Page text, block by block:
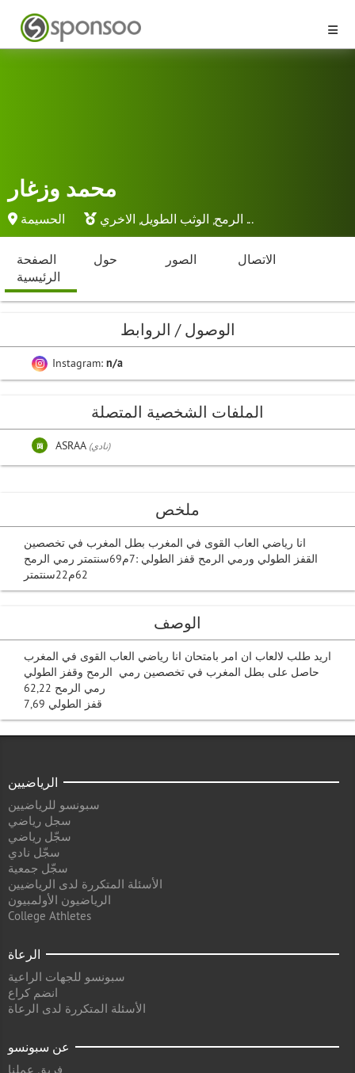
محمد وزغار
الحسيمة الرمح, الوثب الطويل, الاخري ...
الصفحة
الرئيسية
حول الصور الاتصال
ملخص
انا رياضي العاب القوى في المغرب بطل المغرب في تخصصين
القفز الطولي ورمي الرمح قفز الطولي :7م69سنتمتر رمي الرمح
62م22سنتمتر
الوصف
اريد طلب لالعاب ان امر بامتحان انا رياضي العاب القوى في المغرب
حاصل على بطل المغرب في تخصصين رمي الرمح وقفز الطولي
رمي الرمح 62,22
قفز الطولي 7,69
الوصول / الروابط
Instagram: n/a
الملفات الشخصية المتصلة
ASRAA (نادي)
الرياضيين
سبونسو للرياضيين
سجل رياضي
سجّل رياضي
سجّل نادي
سجّل جمعية
الأسئلة المتكررة لدى الرياضيين
الرياضيون الأولمبيون
College Athletes
الرعاة
سبونسو للجهات الراعية
انضم كراع
الأسئلة المتكررة لدى الرعاة
عن سبونسو
فريق عملنا